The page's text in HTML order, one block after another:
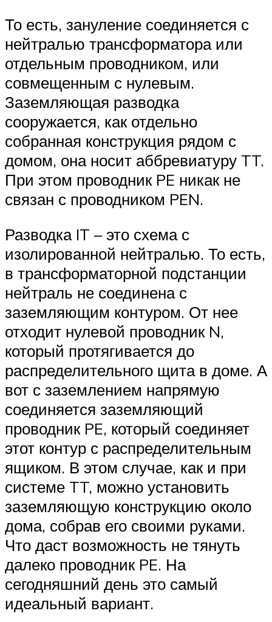
То есть, зануление соединяется с
нейтралью трансформатора или
отдельным проводником, или
совмещенным с нулевым.
Заземляющая разводка
сооружается, как отдельно
собранная конструкция рядом с
домом, она носит аббревиатуру TT.
При этом проводник PE никак не
связан с проводником PEN.
Разводка IT – это схема с
изолированной нейтралью. То есть,
в трансформаторной подстанции
нейтраль не соединена с
заземляющим контуром. От нее
отходит нулевой проводник N,
который протягивается до
распределительного щита в доме. А
вот с заземлением напрямую
соединяется заземляющий
проводник PE, который соединяет
этот контур с распределительным
ящиком. В этом случае, как и при
системе TT, можно установить
заземляющую конструкцию около
дома, собрав его своими руками.
Что даст возможность не тянуть
далеко проводник PE. На
сегодняшний день это самый
идеальный вариант.